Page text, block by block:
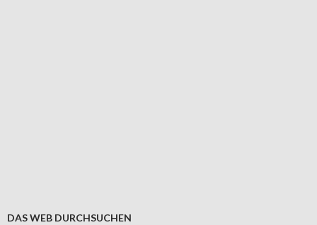
DAS WEB DURCHSUCHEN